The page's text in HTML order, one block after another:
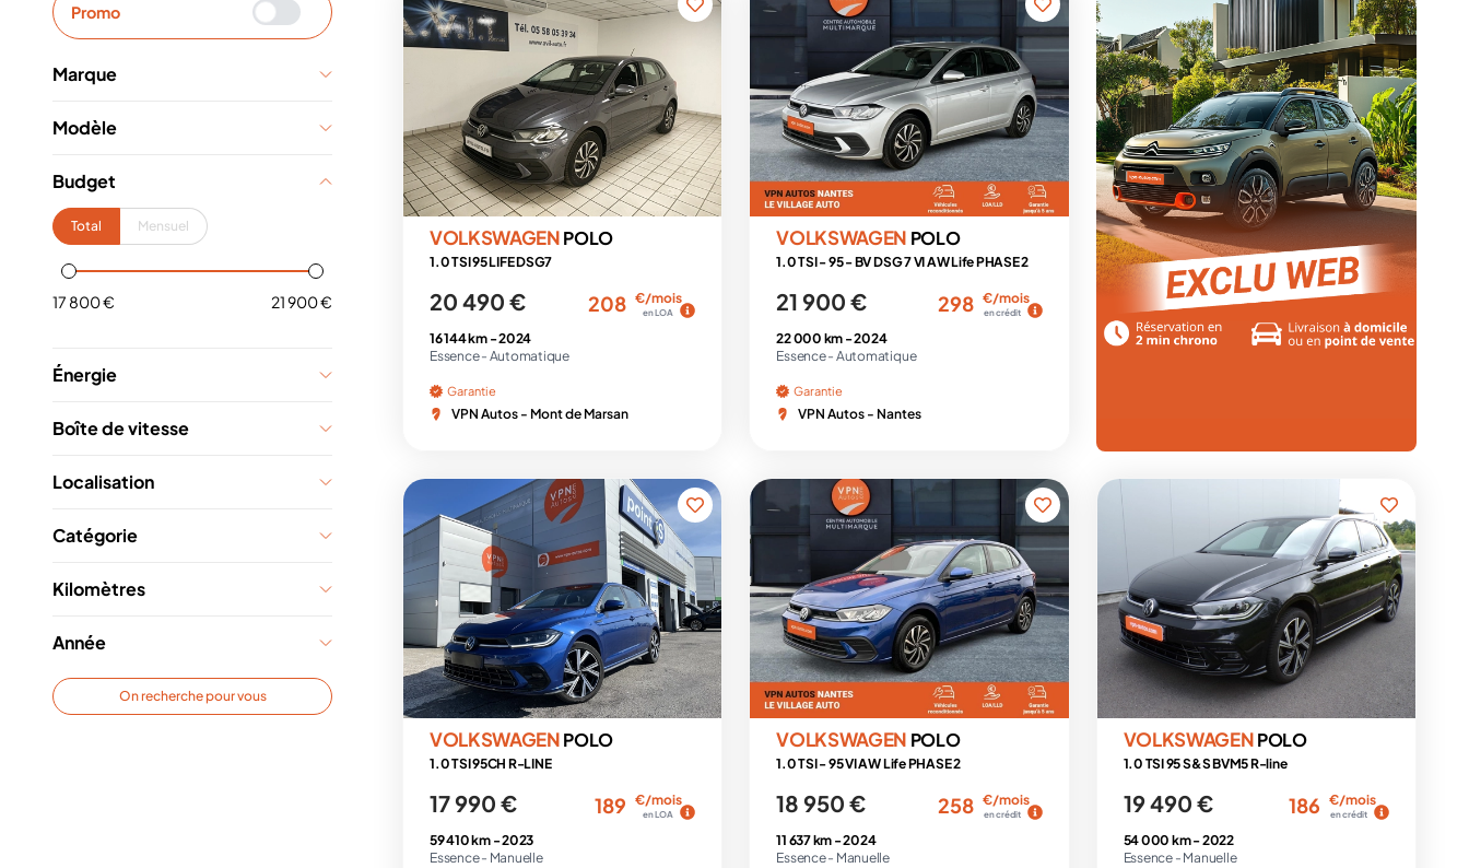
Promo
Marque
Modèle
Budget
Total Mensuel
17 800 € 21 900 €
Énergie
Boîte de vitesse
Localisation
Catégorie
Kilomètres
Année
On recherche pour vous
VOLKSWAGENPOLO
1.0 TSI 95 LIFE DSG7
20 490 € 208 €/mois
en LOA
16 144 km -2024
Essence - Automatique
Garantie
VPN Autos - Mont de Marsan
VOLKSWAGEN POLO
1.0 TSI - 95 - BV DSG 7 VI AW Life PHASE 2
21 900 € 298 €/mois
en crédit
22 000 km -2024
Essence - Automatique
Garantie
VPN Autos - Nantes
VOLKSWAGENPOLO
1.0 TSI 95CH R-LINE
17 990 € 189 €/mois
en LOA
59 410 km -2023
Essence - Manuelle
VOLKSWAGEN POLO
1.0 TSI - 95 VI AW Life PHASE 2
18 950 € 258 €/mois
en crédit
11 637 km -2024
Essence - Manuelle
VOLKSWAGENPOLO
1.0 TSI 95 S&S BVM5 R-line
19 490 € 186 €/mois
en crédit
54 000 km -2022
Essence - Manuelle